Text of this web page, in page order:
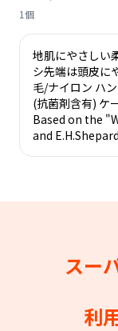
1個
地肌にやさしい
シ先端は頭皮に
毛/ナイロン ハ
(抗菌剤含有) ケ
Based on the
and
スー
利